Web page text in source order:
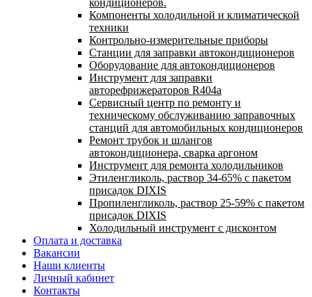
кондиционеров.
Компоненты холодильной и климатической
техники
Контрольно-измерительные приборы
Станции для заправки автокондиционеров
Оборудование для автокондиционеров
Инструмент для заправки
авторефрижераторов R404a
Сервисный центр по ремонту и
техническому обслуживанию заправочных
станций для автомобильных кондиционеров
Ремонт трубок и шлангов
автокондиционера, сварка аргоном
Инструмент для ремонта холодильников
Этиленгликоль, раствор 34-65% с пакетом
присадок DIXIS
Пропиленгликоль, раствор 25-59% с пакетом
присадок DIXIS
Холодильный инструмент с дисконтом
Оплата и доставка
Вакансии
Наши клиенты
Личный кабинет
Контакты